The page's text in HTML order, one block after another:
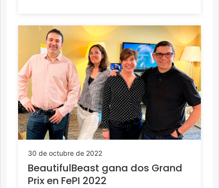
30 de octubre de 2022
BeautifulBeast gana dos Grand
Prix en FePI 2022